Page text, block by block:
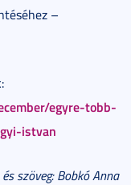
–
egyre-tobb-
istvan
szöveg: Bobkó Anna